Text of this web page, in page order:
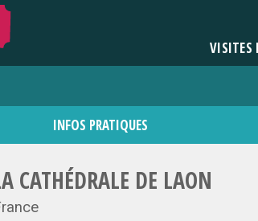
VISITES
INFOS PRATIQUES
CATHÉDRALE DE LAON